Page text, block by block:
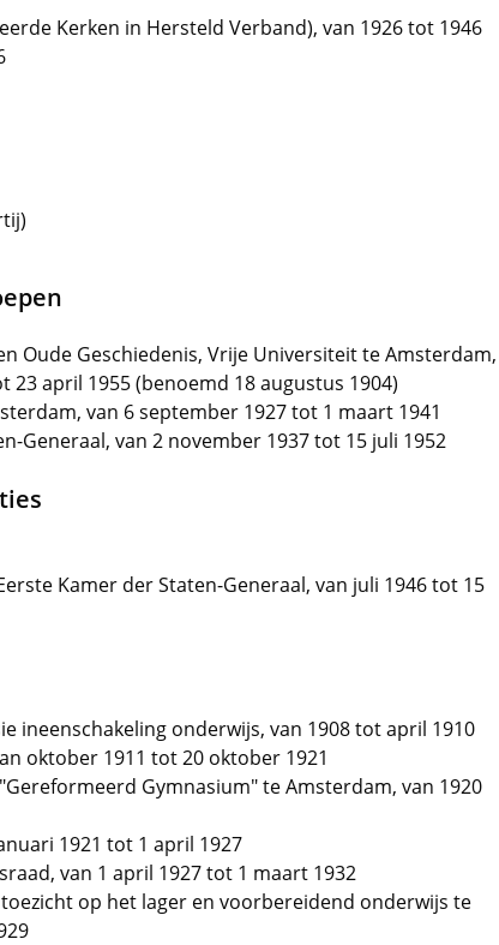
Kerken in Hersteld Verband), van 1926 tot 1946
Oude Geschiedenis, Vrije Universiteit te Amsterdam,
23 april 1955 (benoemd 18 augustus 1904)
van 6 september 1927 tot 1 maart 1941
Generaal, van 2 november 1937 tot 15 juli 1952
Kamer der Staten-Generaal, van juli 1946 tot 15
ineenschakeling onderwijs, van 1908 tot april 1910
oktober 1911 tot 20 oktober 1921
Gymnasium" te Amsterdam, van 1920
1921 tot 1 april 1927
van 1 april 1927 tot 1 maart 1932
op het lager en voorbereidend onderwijs te